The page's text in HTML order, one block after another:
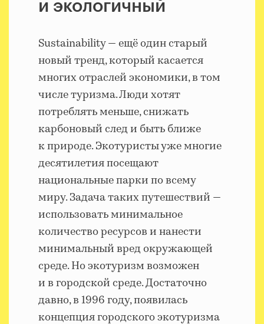
и экологичный
Sustainability — ещё один старый
новый тренд, который касается
многих отраслей экономики, в том
числе туризма. Люди хотят
потреблять меньше, снижать
карбоновый след и быть ближе
к природе. Экотуристы уже многие
десятилетия посещают
национальные парки по всему
миру. Задача таких путешествий —
использовать минимальное
количество ресурсов и нанести
минимальный вред окружающей
среде. Но экотуризм возможен
и в городской среде. Достаточно
давно, в 1996 году, появилась
концепция городского экотуризма